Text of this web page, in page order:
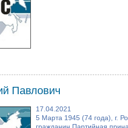
Павлович
17.04.2021
5 Марта 1945 (74 года), г.